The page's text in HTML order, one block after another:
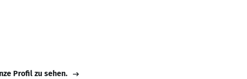
Profil zu sehen.